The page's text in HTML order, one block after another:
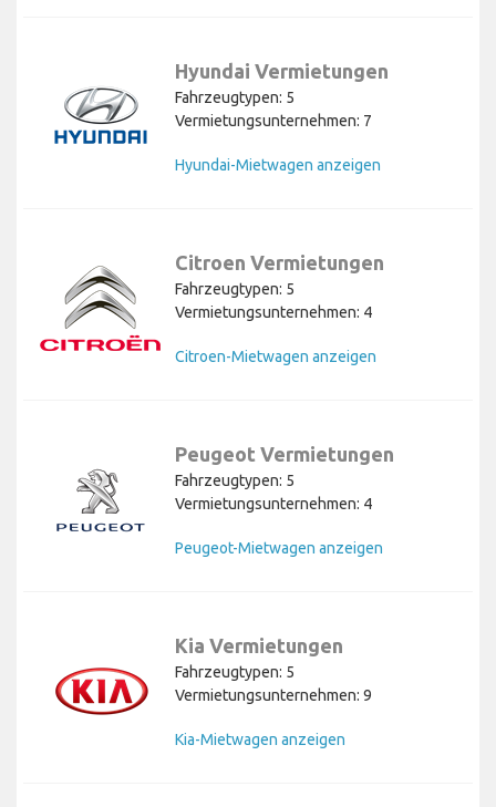
Hyundai Vermietungen
Fahrzeugtypen: 5
Vermietungsunternehmen: 7
Hyundai-Mietwagen anzeigen
Citroen Vermietungen
Fahrzeugtypen: 5
Vermietungsunternehmen: 4
Citroen-Mietwagen anzeigen
Peugeot Vermietungen
Fahrzeugtypen: 5
Vermietungsunternehmen: 4
Peugeot-Mietwagen anzeigen
Kia Vermietungen
Fahrzeugtypen: 5
Vermietungsunternehmen: 9
Kia-Mietwagen anzeigen